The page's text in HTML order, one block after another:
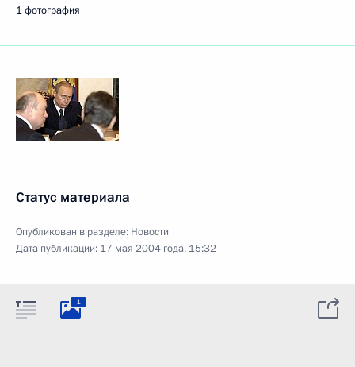
1 фотография
Статус материала
Опубликован в разделе: Новости
Дата публикации: 17 мая 2004 года, 15:32
1